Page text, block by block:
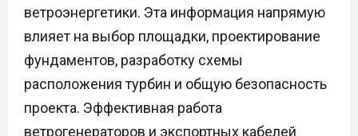
ветроэнергетики. Эта информация напрямую
влияет на выбор площадки, проектирование
фундаментов, разработку схемы
расположения турбин и общую безопасность
проекта. Эффективная работа
ветрогенераторов и экспортных кабелей